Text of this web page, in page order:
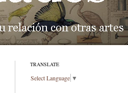
TRANSLATE
Select Language ▼